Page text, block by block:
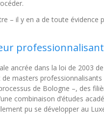
– il y en a de toute évidence
professionnalisant
ancrée dans la loi de 2003
masters professionnalisants
de Bologne –, des
combinaison d’études
pu se développer au